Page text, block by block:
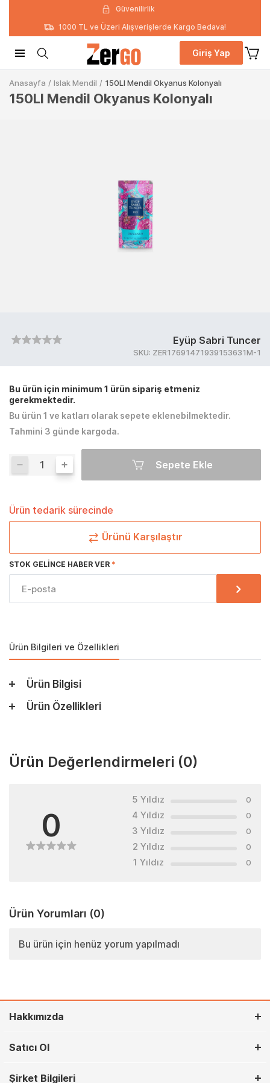
Güvenilirlik
1000 TL ve Üzeri Alışverişlerde Kargo Bedava!
Giriş Yap
Anasayfa / Islak Mendil / 150LI Mendil Okyanus Kolonyalı
150LI Mendil Okyanus Kolonyalı
Eyüp Sabri Tuncer
SKU: ZER17691471939153631M-1
Bu ürün için minimum 1 ürün sipariş etmeniz
gerekmektedir.
Bu ürün 1 ve katları olarak sepete eklenebilmektedir.
Tahmini 3 günde kargoda.
Sepete Ekle
Ürün tedarik sürecinde
Ürünü Karşılaştır
STOK GELINCE HABER VER
Ürün Bilgileri ve Özellikleri
Ürün Bilgisi
Ürün Özellikleri
Ürün Değerlendirmeleri (0)
0
5 Yıldız 0
4 Yıldız 0
3 Yıldız 0
2 Yıldız 0
1 Yıldız 0
Ürün Yorumları (0)
Bu ürün için henüz yorum yapılmadı
Hakkımızda
Satıcı Ol
Şirket Bilgileri